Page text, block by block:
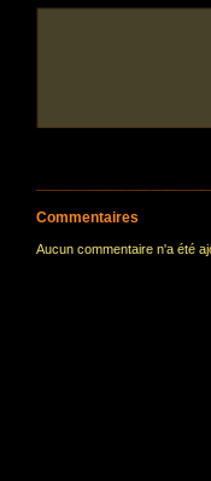
Commentaires
Aucun commentaire n'a été